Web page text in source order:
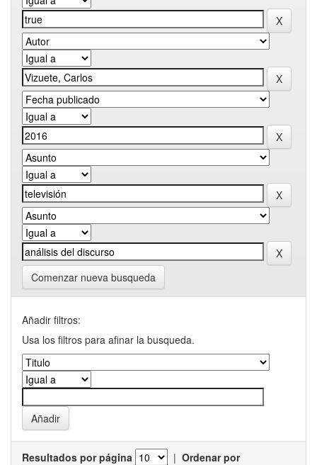
Comenzar nueva busqueda
Añadir filtros:
Usa los filtros para afinar la busqueda.
Resultados por página | Ordenar por